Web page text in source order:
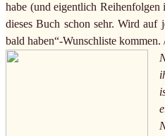
habe (und eigentlich Reihenfolgen
dieses Buch schon sehr. Wird auf
bald haben“-Wunschliste kommen.